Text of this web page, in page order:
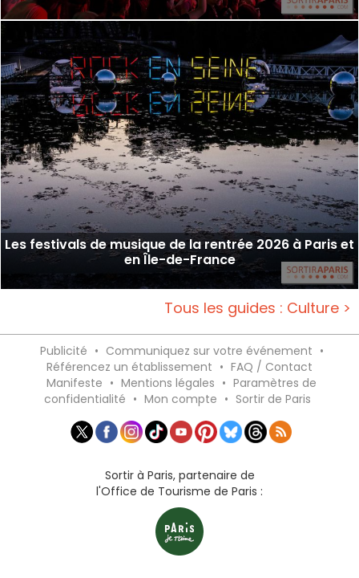
Les festivals de musique de la rentrée 2026 à Paris et
en Île-de-France
Tous les guides : Culture >
Publicité • Communiquez sur votre événement •
Référencez un établissement • FAQ / Contact
Manifeste • Mentions légales • Paramètres de
confidentialité • Mon compte • Sortir de Paris
Sortir à Paris, partenaire de
l'Office de Tourisme de Paris :